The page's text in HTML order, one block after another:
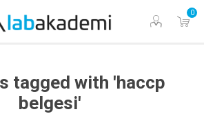
0
tagged with 'haccp
belgesi'